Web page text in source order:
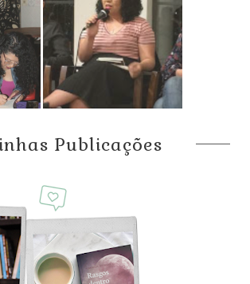
Publicações